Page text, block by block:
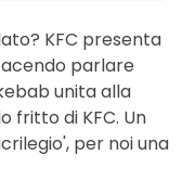
KFC presenta
parlare
unita alla
fritto di KFC. Un
per noi una